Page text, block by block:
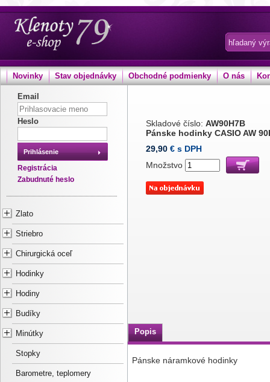
Novinky Stav objednávky Obchodné podmienky O nás
Email
Heslo
Prihlásenie
Registrácia
Zabudnuté heslo
Zlato
Striebro
Chirurgická oceľ
Hodinky
Hodiny
Budíky
Minútky
Stopky
Barometre, teplomery
Skladové číslo: AW90H7B
Pánske hodinky CASIO AW
29,90 € s DPH
Množstvo
Popis
Pánske náramkové hodinky